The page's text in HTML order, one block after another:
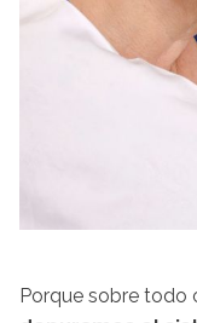
Porque sobre todo